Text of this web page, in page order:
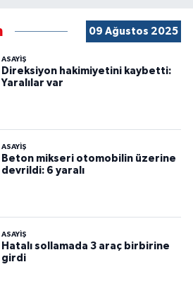
09 Ağustos 2025
ASAYİŞ
Direksiyon hakimiyetini kaybetti:
Yaralılar var
ASAYİŞ
Beton mikseri otomobilin üzerine
devrildi: 6 yaralı
ASAYİŞ
Hatalı sollamada 3 araç birbirine
girdi